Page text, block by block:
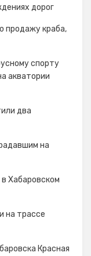
дорог
продажу краба,
спорту
акватории
два
на
Хабаровском
на трассе
Красная